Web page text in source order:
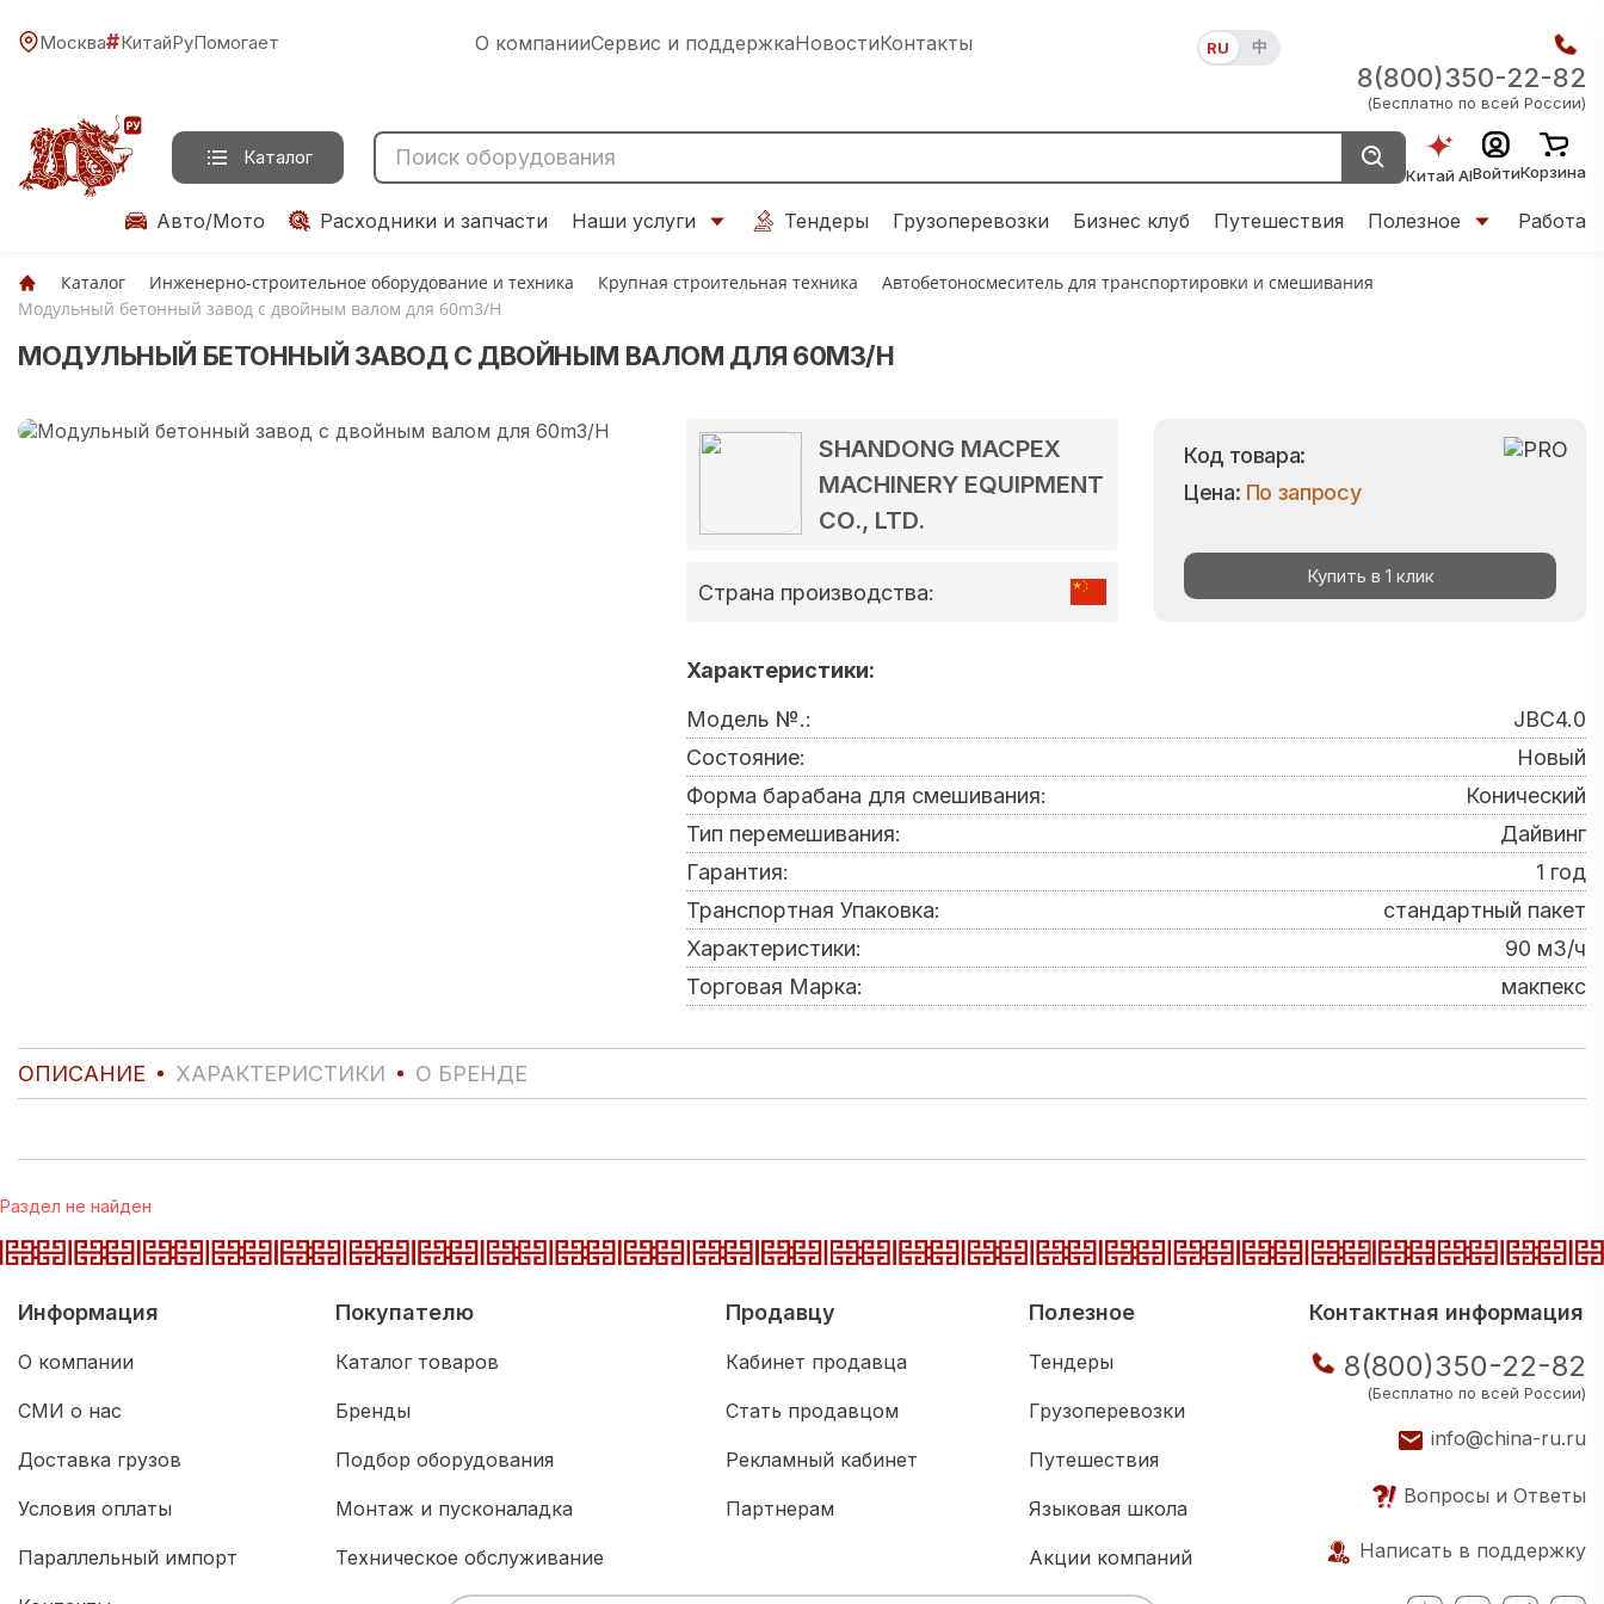
Москва#КитайРуПомогает О компанииСервис и поддержкаНовостиКонтакты RU 中
8(800)350-22-82
(Бесплатно по всей России)
Каталог
Китай AIВойтиКорзина
Авто/Мото Расходники и запчасти Наши услуги Тендеры Грузоперевозки Бизнес клуб Путешествия Полезное Работа
Каталог Инженерно-строительное оборудование и техника Крупная строительная техника
Автобетоносмеситель для транспортировки и смешивания
Модульный бетонный завод с двойным валом для 60m3/H
МОДУЛЬНЫЙ БЕТОННЫЙ ЗАВОД С ДВОЙНЫМ ВАЛОМ ДЛЯ 60M3/H
SHANDONG MACPEX
MACHINERY EQUIPMENT
CO., LTD.
Страна производства:
Код товара:
Цена: По запросу
Купить в 1 клик
Характеристики:
Модель №.:
JBC4.0
Состояние:
Новый
Форма барабана для смешивания:
Конический
Тип перемешивания:
Дайвинг
Гарантия:
1 год
Транспортная Упаковка:
стандартный пакет
Характеристики:
90 м3/ч
Торговая Марка:
макпекс
ОПИСАНИЕ ХАРАКТЕРИСТИКИ О БРЕНДЕ
Раздел не найден
Информация
О компании
СМИ о нас
Доставка грузов
Условия оплаты
Параллельный импорт
Покупателю
Каталог товаров
Бренды
Подбор оборудования
Монтаж и пусконаладка
Техническое обслуживание
Продавцу
Кабинет продавца
Стать продавцом
Рекламный кабинет
Партнерам
Полезное
Тендеры
Грузоперевозки
Путешествия
Языковая школа
Акции компаний
Контактная информация
8(800)350-22-82
(Бесплатно по всей России)
info@china-ru.ru
Вопросы и Ответы
Написать в поддержку